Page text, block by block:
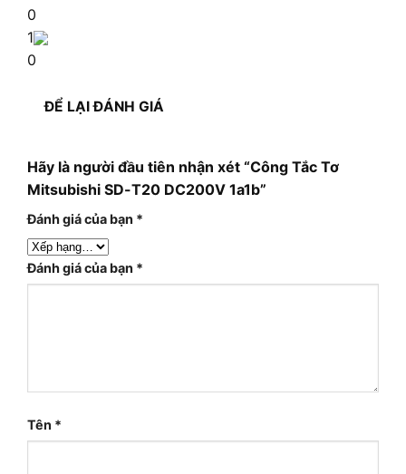
0
1
0
ĐỂ LẠI ĐÁNH GIÁ
Hãy là người đầu tiên nhận xét “Công Tắc Tơ
Mitsubishi SD-T20 DC200V 1a1b”
Đánh giá của bạn *
Đánh giá của bạn *
Tên *